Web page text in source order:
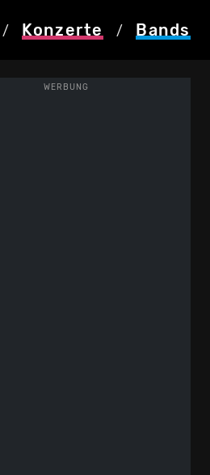
/ Konzerte / Bands
WERBUNG